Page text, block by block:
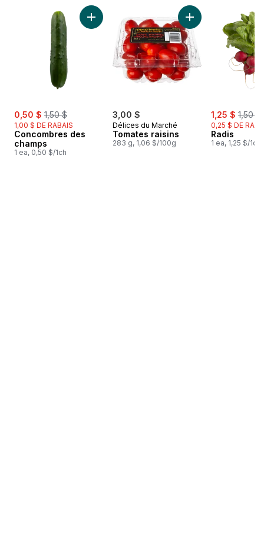
sauter Meilleures ventes
sale:
0,50 $ , formerly:
1,50 $
1,00 $ DE RABAIS
Concombres des
champs
1 ea, 0,50 $/1ch
Ajouter Concombres des champs au panier
3,00 $
Délices du Marché
Tomates raisins
283 g, 1,06 $/100g
Ajouter Tomates
sale:
1,25 $ ,
1,50 $
0,25 $ DE
Radis
1 ea, 1,25 $/1ch